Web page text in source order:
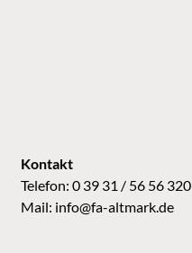
Kontakt
Telefon: 0 39 31 / 56 56 320
Mail: info@fa-altmark.de